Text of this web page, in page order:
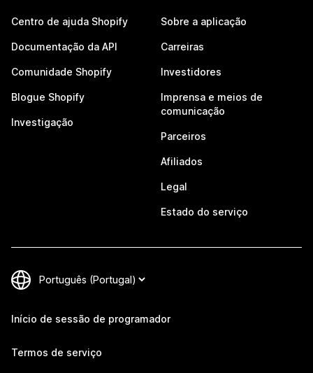
Centro de ajuda Shopify
Documentação da API
Comunidade Shopify
Blogue Shopify
Investigação
Sobre a aplicação
Carreiras
Investidores
Imprensa e meios de
comunicação
Parceiros
Afiliados
Legal
Estado do serviço
Início de sessão de programador
Termos de serviço